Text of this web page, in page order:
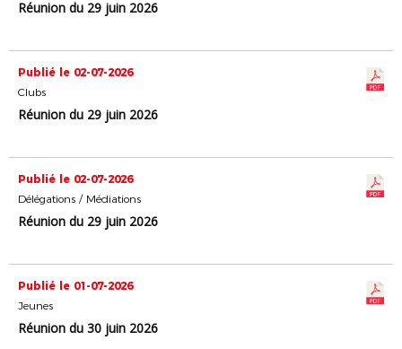
Réunion du 29 juin 2026
Publié le 02-07-2026
Clubs
Réunion du 29 juin 2026
Publié le 02-07-2026
Délégations / Médiations
Réunion du 29 juin 2026
Publié le 01-07-2026
Jeunes
Réunion du 30 juin 2026